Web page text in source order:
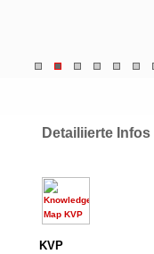
Detailiierte Infos
KVP